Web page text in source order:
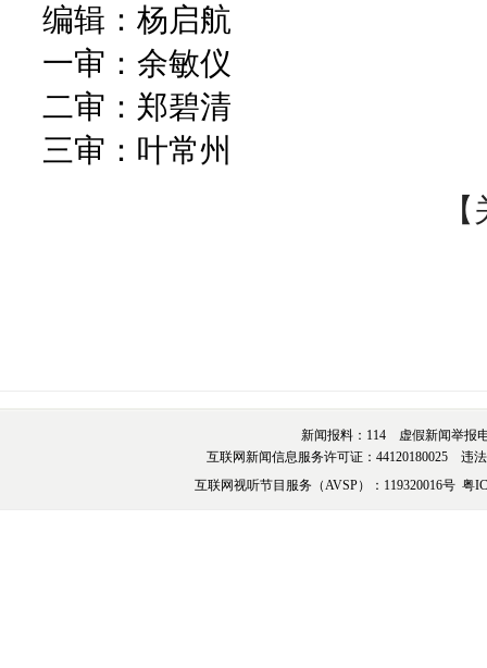
编辑：杨启航
一审：余敏仪
二审：郑碧清
三审：叶常州
新闻报料：114 虚假新闻举报电
互联网新闻信息服务许可证：44120180025 违
互联网视听节目服务（AVSP）：119320016号粤